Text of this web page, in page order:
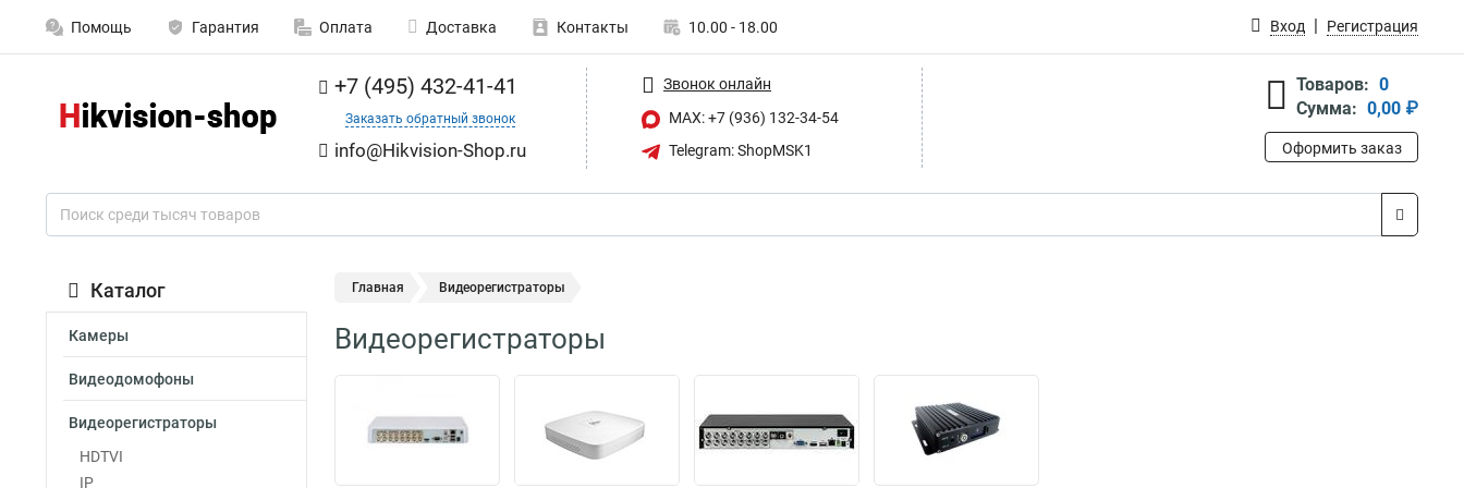
Помощь Гарантия Оплата Доставка Контакты 10.00 - 18.00 Вход Регистрация
+7 (495) 432-41-41
Заказать обратный звонок
info@Hikvision-Shop.ru
Звонок онлайн
MAX: +7 (936) 132-34-54
Telegram: ShopMSK1
Товаров: 0
Сумма: 0,00 ₽
Оформить заказ
Каталог
Камеры
Видеодомофоны
Видеорегистраторы
HDTVI
IP
Главная Видеорегистраторы
Видеорегистраторы